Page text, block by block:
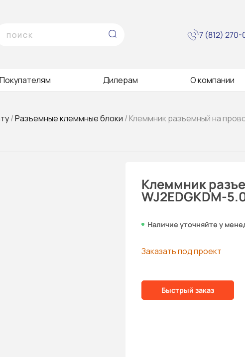
7 (812)
Покупателям Дилерам О компании
/Разъемные клеммные блоки / Клеммник разъемный на
Клеммник
WJ2EDGKDM-
Наличие уточняйте у
Заказать под проект
Быстрый заказ